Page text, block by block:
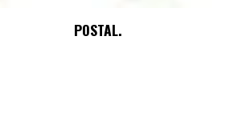
POSTAL.